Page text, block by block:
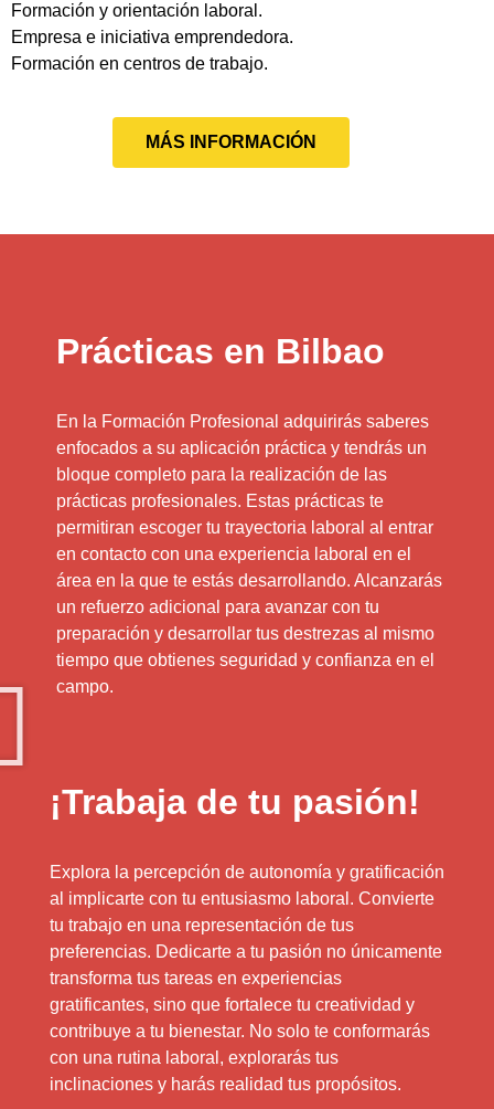
Formación y orientación laboral.
Empresa e iniciativa emprendedora.
Formación en centros de trabajo.
MÁS INFORMACIÓN
Prácticas en Bilbao
En la Formación Profesional adquirirás saberes
enfocados a su aplicación práctica y tendrás un
bloque completo para la realización de las
prácticas profesionales. Estas prácticas te
permitiran escoger tu trayectoria laboral al entrar
en contacto con una experiencia laboral en el
área en la que te estás desarrollando. Alcanzarás
un refuerzo adicional para avanzar con tu
preparación y desarrollar tus destrezas al mismo
tiempo que obtienes seguridad y confianza en el
campo.
¡Trabaja de tu pasión!
Explora la percepción de autonomía y gratificación
al implicarte con tu entusiasmo laboral. Convierte
tu trabajo en una representación de tus
preferencias. Dedicarte a tu pasión no únicamente
transforma tus tareas en experiencias
gratificantes, sino que fortalece tu creatividad y
contribuye a tu bienestar. No solo te conformarás
con una rutina laboral, explorarás tus
inclinaciones y harás realidad tus propósitos.